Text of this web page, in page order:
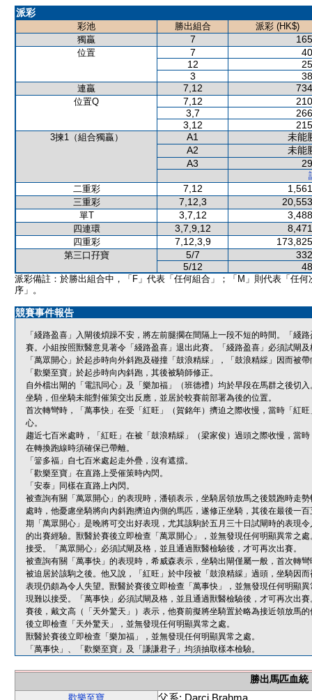
派彩
彩池 勝出組合
派彩 (HK$)
獨贏
7
位置 7
12
3
連贏 7,12
位置Q 7,12
3,7
3,12
3揀1（組合獨贏） A1
未能
A2
未能
A3
二重彩
7,12
三重彩 7,12,3
單T 3,7,12
四連環 3,7,9,12
四重彩 7,12,3,9
第三口孖寶 5/7
5/12
派彩備註：於勝出組合中，「F」代表「任何組合」；「M」則代表「任何
序」。
競賽事件報告
「綫路盈喜」入閘後煩躁不安，將左前腿擱在間隔上一段不短的時間。「綫
賽。小組按照獸醫意見著令「綫路盈喜」退出此賽。「綫路盈喜」必須試閘
「萬眾開心」於起步時向外斜跑及碰撞「鼓浪精綵」，「鼓浪精綵」因而被
「歡樂至寶」於起步時向內斜跑，其後被騎師修正。
自外檔出閘的「電訊同心」及「樂加福」（班德禮）均於早段在馬群之後切
坐騎，但坐騎未能對催策交出反應，並居於較賽前部署為後的位置。
首次轉彎時，「萬事快」在受「紅旺」（賀銘年）擠迫之際收慢，當時「紅
心。
趨近七百米處時，「紅旺」在被「鼓浪精綵」（梁家俊）過頭之際收慢，當
在轉換跑線時須確保已帶離。
「簹多福」自七百米處起走外疊，沒有遮擋。
「歡樂至寶」在直路上受催策時內閃。
「安泰」同樣在直路上內閃。
被查詢有關「萬眾開心」的表現時，潘頓表示，坐騎居領放馬之後競跑時走
處時，他憂慮坐騎將向內斜跑擠迫內側的馬匹，遂修正坐騎，其後在最後一
期「萬眾開心」是晚將可交出好表現，尤其該駒於五月三十日試閘時的表現
的出賽經驗。獸醫於賽後立即檢查「萬眾開心」，並無發現任何明顯異常之
接受。「萬眾開心」必須試閘及格，並且通過獸醫檢驗後，才可再次出賽。
被查詢有關「萬事快」的表現時，希威森表示，坐騎出閘僅屬一般，首次轉
被迫居於該駒之後。他又說，「紅旺」於中段被「鼓浪精綵」過頭，坐騎因
表現仍頗為令人失望。獸醫於賽後立即檢查「萬事快」，並無發現任何明顯
現難以接受。「萬事快」必須試閘及格，並且通過獸醫檢驗後，才可再次出賽
賽後，戴文高（「天外驚天」）表示，他賽前擬將坐騎置於略為接近領放馬
後立即檢查「天外驚天」，並無發現任何明顯異常之處。
獸醫於賽後立即檢查「樂加福」，並無發現任何明顯異常之處。
「萬事快」、「歡樂至寶」及「謙謙君子」均須抽取樣本檢驗。
勝出馬匹血統
歡樂至寶
父系: Darci Brahma